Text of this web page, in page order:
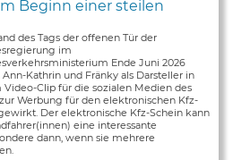
Beginn einer steilen
des Tags der offenen Tür der
im
Ende Juni 2026
Ann-Kathrin und Fränky als Darsteller in
Video-Clip für die sozialen Medien des
Werbung für den elektronischen Kfz-
Der elektronische Kfz-Schein kann
eine interessante
dann, wenn sie mehrere